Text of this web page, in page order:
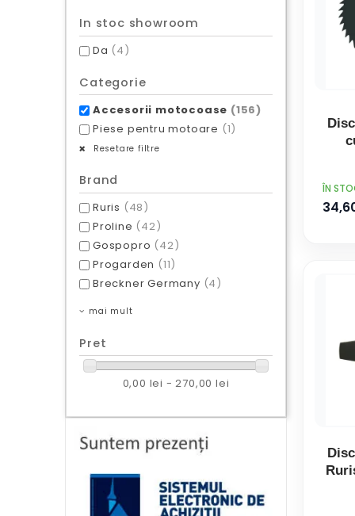
In stoc showroom
Da (4)
Categorie
Accesorii motocoase (156)
Piese pentru motoare (1)
Resetare filtre
Brand
Ruris (48)
Proline (42)
Gospopro (42)
Progarden (11)
Breckner Germany (4)
mai mult
Pret
0,00 lei - 270,00 lei
PRET
ÎN